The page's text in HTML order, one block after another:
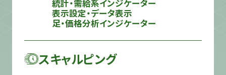
統計・需給系インジケーター
表示設定・データ表示
足・価格分析インジケーター
スキャルピング